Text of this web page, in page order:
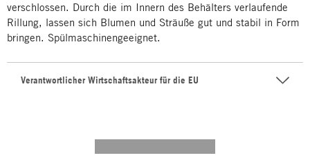
verschlossen. Durch die im Innern des Behälters verlaufende
Rillung, lassen sich Blumen und Sträuße gut und stabil in Form
bringen. Spülmaschinengeeignet.
Verantwortlicher Wirtschaftsakteur für die EU